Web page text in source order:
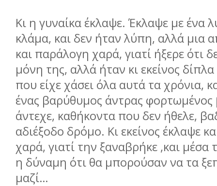
Κι η γυναίκα έκλαψε. Έκλαψε με ένα
κλάμα, και δεν ήταν λύπη, αλλά μια
και παράλογη χαρά, γιατί ήξερε ότι
μόνη της, αλλά ήταν κι εκείνος
που είχε χάσει όλα αυτά τα χρόνια,
ένας βαρύθυμος άντρας
άντεχε, καθήκοντα που δεν ήθελε,
αδιέξοδο δρόμο. Κι εκείνος έκλαψε
χαρά, γιατί την ξαναβρήκε ,και
η δύναμη ότι θα μπορούσαν να τα
μαζί…